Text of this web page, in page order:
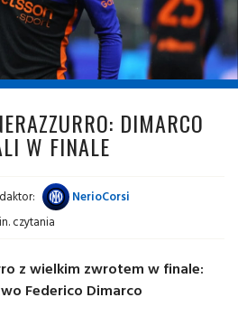
DIMARCO
W FINALE
NerioCorsi
czytania
z wielkim zwrotem w finale:
Federico Dimarco